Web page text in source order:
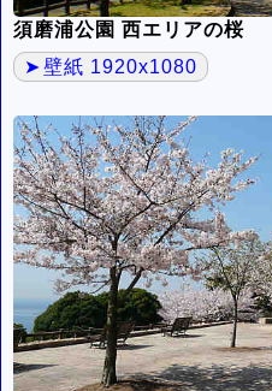
須磨浦公園 西エリアの桜
壁紙 1920x1080